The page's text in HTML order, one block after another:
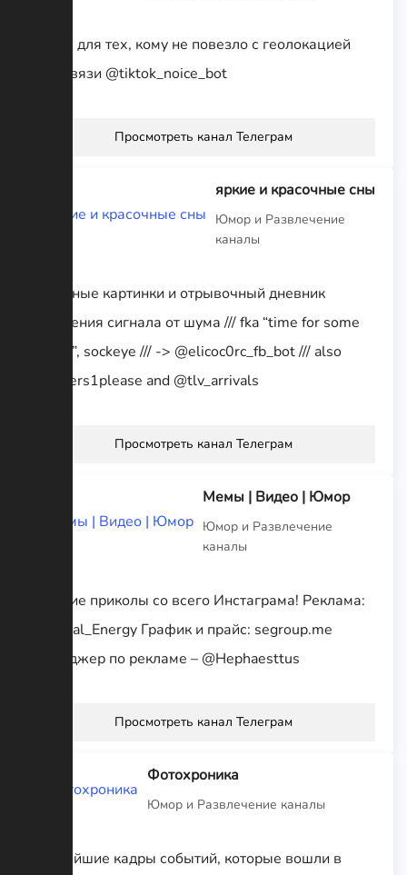
Канал для тех, кому не повезло с геолокацией
Для связи @tiktok_noice_bot
Просмотреть канал Телеграм
яркие и красочные сны
Юмор и Развлечение
каналы
краденые картинки и отрывочный дневник
отделения сигнала от шума /// fka “time for some
clarity”, sockeye /// -> @elicoc0rc_fb_bot /// also
@papers1please and @tlv_arrivals
Просмотреть канал Телеграм
Мемы | Видео | Юмор
Юмор и Развлечение
каналы
Лучшие приколы со всего Инстаграма! Реклама:
@Social_Energy График и прайс: segroup.me
Менеджер по рекламе – @Hephaesttus
Просмотреть канал Телеграм
Фотохроника
Юмор и Развлечение каналы
Редчайшие кадры событий, которые вошли в